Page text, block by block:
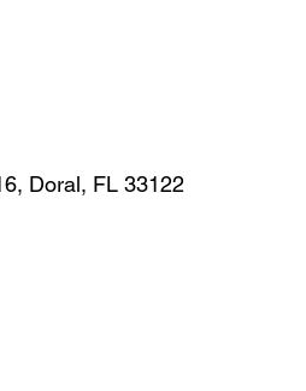
Doral, FL 33122